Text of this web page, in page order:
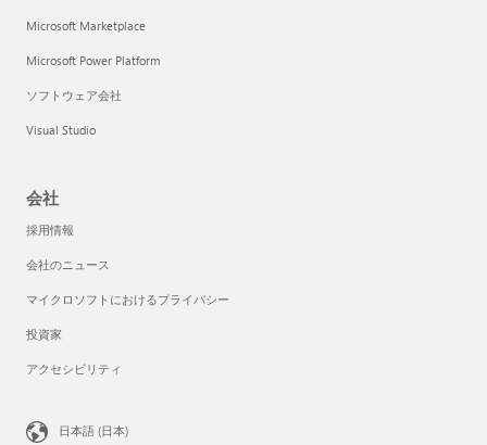
Microsoft Marketplace
Microsoft Power Platform
ソフトウェア会社
Visual Studio
会社
採用情報
会社のニュース
マイクロソフトにおけるプライバシー
投資家
アクセシビリティ
日本語 (日本)